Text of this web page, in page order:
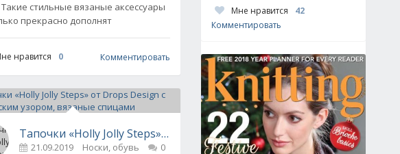
стильные вязаные аксессуары
прекрасно дополнят
нравится 0 Комментировать
Тапочки «Holly Jolly Steps» от Drops Design с норвежским узором,
21.09.2019 Носки, обувь 0
Мне нравится
42
Комментировать